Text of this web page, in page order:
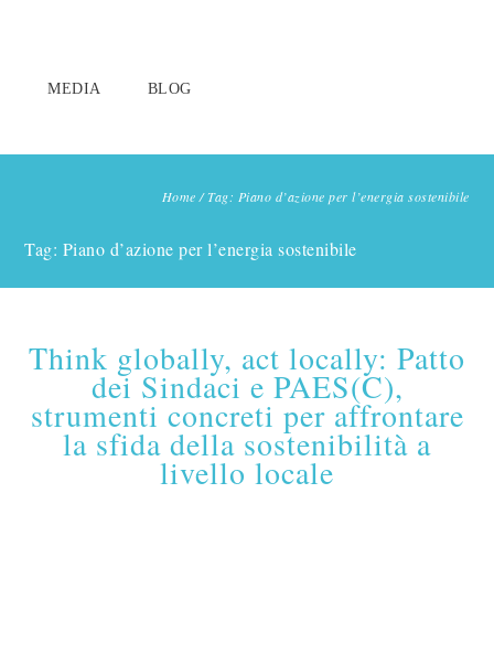
MEDIA BLOG
Home /Tag: Piano d’azione per l’energia sostenibile
Tag: Piano d’azione per l’energia sostenibile
Think globally, act locally: Patto
dei Sindaci e PAES(C),
strumenti concreti per affrontare
la sfida della sostenibilità a
livello locale